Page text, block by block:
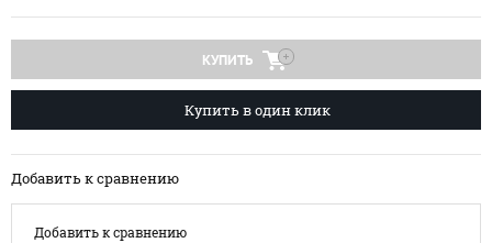
КУПИТЬ
Купить в один клик
Добавить к сравнению
Добавить к сравнению